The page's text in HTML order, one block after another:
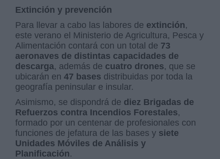
Extinción y prevención
Para llevar a cabo las labores de extinción,
este verano el Ministerio de Agricultura, Pesca y
Alimentación contará con un total de 73
aeronaves de distintas capacidades de
descarga, además de cuatro drones, que se
ubicarán en47 bases distribuidas por toda la
geografía peninsular e insular.
Asimismo, se dispondrá de diez Brigadas de
Refuerzos contra Incendios Forestales,
formado por un centenar de profesionales con
funciones de jefatura de las bases y siete
Unidades Móviles de Análisis y
Planificación.